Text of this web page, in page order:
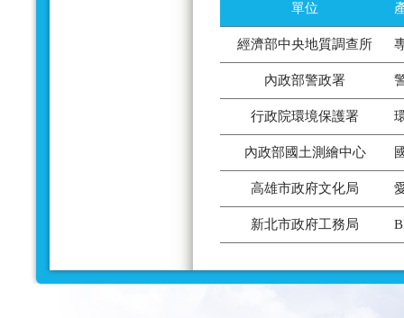
單位
經濟部中央地質調查所
內政部警政署
行政院環境保護署
內政部國土測繪中心
高雄市政府文化局
新北市政府工務局